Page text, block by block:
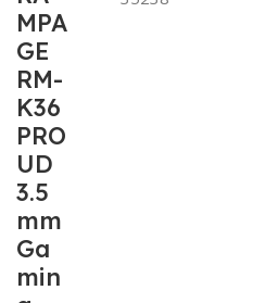
MPA
GE
RM-
K36
PRO
UD
3.5
mm
Ga
min